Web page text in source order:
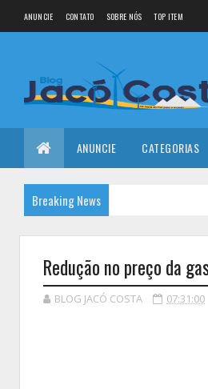
ANUNCIE CONTATO SOBRE NÓS TOP ITEM
ANUNCIE CATEGORIAS
Breaking News
Redução no preço da
BLOG JACÓ COSTA 07:31:00